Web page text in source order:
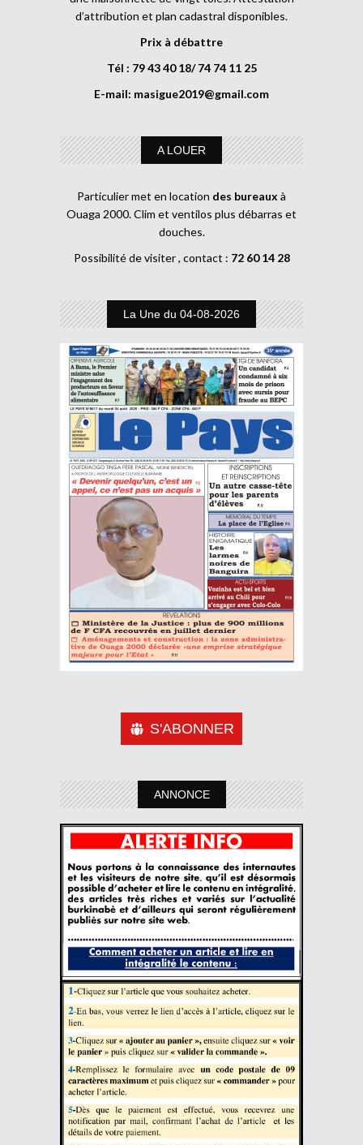
d’attribution et plan cadastral disponibles.
Prix à débattre
Tél : 79 43 40 18/ 74 74 11 25
E-mail: masigue2019@gmail.com
A LOUER
Particulier met en location des bureaux à
Ouaga 2000. Clim et ventilos plus débarras et
douches.
Possibilité de visiter , contact : 72 60 14 28
La Une du 04-08-2026
S'ABONNER
ANNONCE